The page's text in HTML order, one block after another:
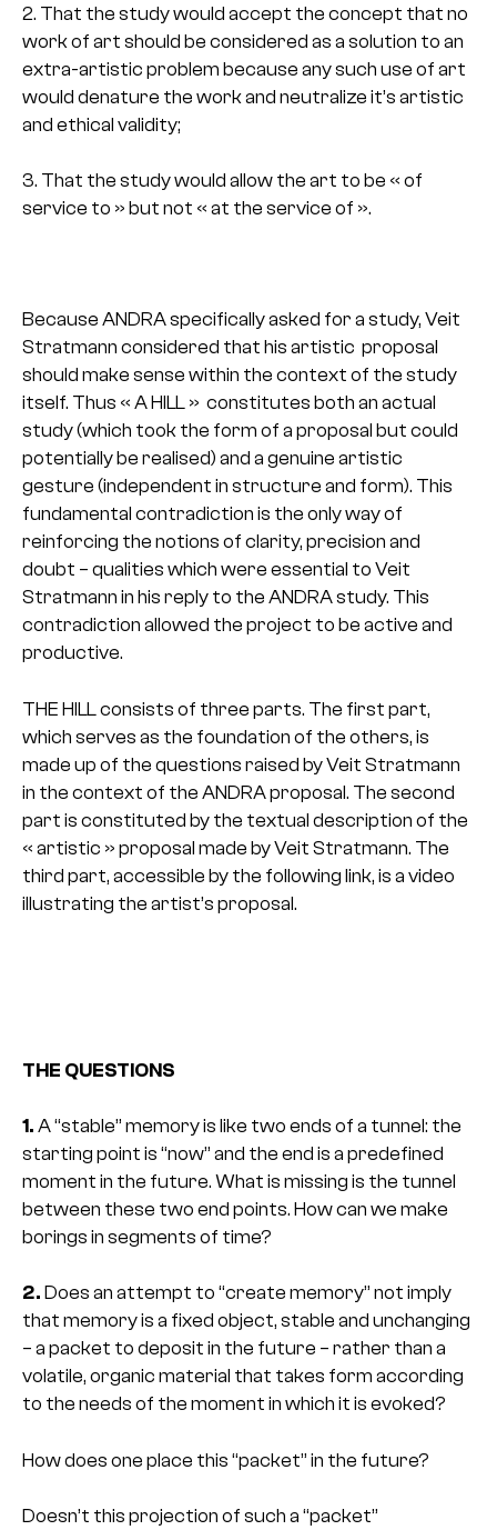
2. That the study would accept the concept that no
work of art should be considered as a solution to an
extra-artistic problem because any such use of art
would denature the work and neutralize it’s artistic
and ethical validity;
3. That the study would allow the art to be « of
service to » but not « at the service of ».
Because ANDRA specifically asked for a study, Veit
Stratmann considered that his artistic proposal
should make sense within the context of the study
itself. Thus « A HILL » constitutes both an actual
study (which took the form of a proposal but could
potentially be realised) and a genuine artistic
gesture (independent in structure and form). This
fundamental contradiction is the only way of
reinforcing the notions of clarity, precision and
doubt – qualities which were essential to Veit
Stratmann in his reply to the ANDRA study. This
contradiction allowed the project to be active and
productive.
THE HILL consists of three parts. The first part,
which serves as the foundation of the others, is
made up of the questions raised by Veit Stratmann
in the context of the ANDRA proposal. The second
part is constituted by the textual description of the
« artistic » proposal made by Veit Stratmann. The
third part, accessible by the following link, is a video
illustrating the artist’s proposal.
THE QUESTIONS
1. A “stable” memory is like two ends of a tunnel: the
starting point is “now” and the end is a predefined
moment in the future. What is missing is the tunnel
between these two end points. How can we make
borings in segments of time?
2. Does an attempt to “create memory” not imply
that memory is a fixed object, stable and unchanging
– a packet to deposit in the future – rather than a
volatile, organic material that takes form according
to the needs of the moment in which it is evoked?
How does one place this “packet” in the future?
Doesn’t this projection of such a “packet”